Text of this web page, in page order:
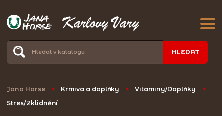
HLEDAT
Jana Horse > Krmiva a doplňky > Vitamíny/Doplňky
>
Stres/Zklidnění